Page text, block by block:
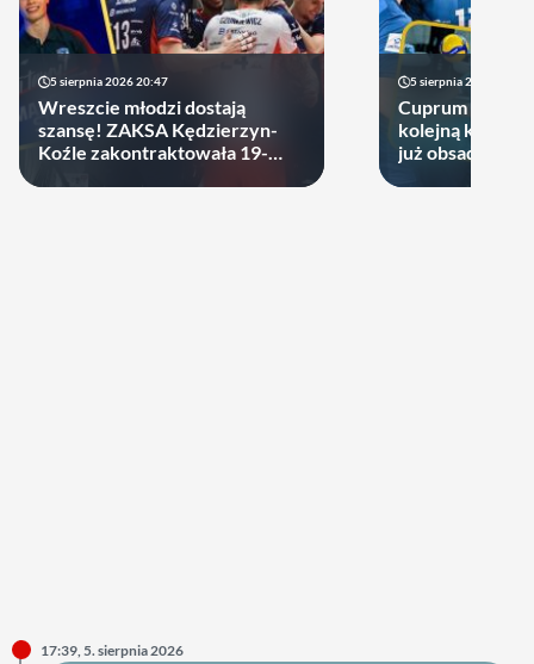
5 sierpnia 2026 20:47
Wreszcie młodzi dostają
szansę! ZAKSA Kędzierzyn-
Koźle zakontraktowała 19-
5 sierpnia 2026 14:44
Cuprum Stilon
kolejną kartę!
już obsadzona
17:39, 5. sierpnia 2026